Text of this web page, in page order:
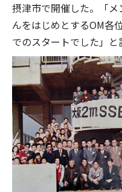
摂津市で開催した。「
んをはじめとするOM各
でのスタートでした」と